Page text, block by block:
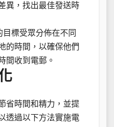
異，找出最佳發送時
目標受眾分佈在不同
的時間，以確保他們
間收到電郵。
省時間和精力，並提
透過以下方法實施電